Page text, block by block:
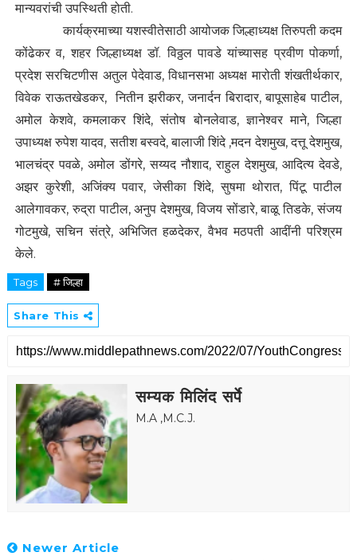
मान्यवरांची उपस्थिती होती.
कार्यक्रमाच्या यशस्वीतेसाठी आयोजक जिल्हाध्यक्ष तिरुपती कदम
कोंढेकर व, शहर जिल्हाध्यक्ष डॉ. विठ्ठल पावडे यांच्यासह प्रवीण पोकर्णा,
प्रदेश सरचिटणीस अतुल पेदेवाड, विधानसभा अध्यक्ष मारोती शंखतीर्थकार,
विवेक राऊतखेडकर, नितीन झरीकर, जनार्दन बिरादार, बापूसाहेब पाटील,
अमोल केशवे, कमलाकर शिंदे, संतोष बोनलेवाड, ज्ञानेश्वर माने, जिल्हा
उपाध्यक्ष रुपेश यादव, सतीश बस्वदे, बालाजी शिंदे ,मदन देशमुख, दत्तू देशमुख,
भालचंद्र पवळे, अमोल डोंगरे, सय्यद नौशाद, राहुल देशमुख, आदित्य देवडे,
अझर कुरेशी, अजिंक्य पवार, जेसीका शिंदे, सुषमा थोरात, पिंटू पाटील
आलेगावकर, रुद्रा पाटील, अनुप देशमुख, विजय सोंडारे, बाळू तिडके, संजय
गोटमुखे, सचिन संत्रे, अभिजित हळदेकर, वैभव मठपती आदींनी परिश्रम
केले.
Tags # जिल्हा
Share This
सम्यक मिलिंद सर्पे
M.A ,M.C.J.
Newer Article